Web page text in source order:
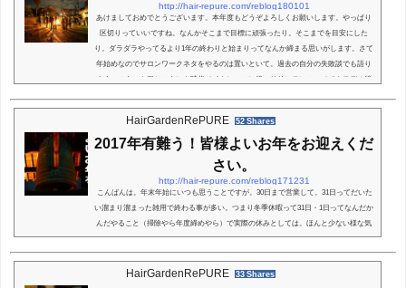
http://hair-repure.com/reblog180101
あけましておめでとうございます。本年度もどうぞよろしくお願いします。やっぱり
区切りっていいですね。なんかそこまで目標に頑張ったり。そこまでを目安にした
り。ダラダラやってるより1年の終わりと始まりってなんか締まる思いがします。さて
年始めなのでサロンワークネタをやるのは置いといて。過去の自分の失敗談でも語り
ます。スタートアシスタント時代メイクレッスン後マリリンモンローメイクモデル後
ちょうどこのときぐらいかな！携帯メール全盛...
HairGardenRePURE 52 Shares
2017年有難う！皆様よいお年をお迎えくだ
さい。
http://hair-repure.com/reblog171231
こんばんは。年末年始にいつも思うことですが。30日まで営業して。31日ってだいた
い溜まり溜まった雑用で終わる事が多い。つまり冬季休暇って31日・1日ってなんだか
んだやること（掃除やら年度締めやら）で実際の休みとしては。ほんと少ない様な気
がします。まぁつまり海外旅行を1泊2日で行く様な感覚に近いかもしれないですね。
台湾とかに。行きと帰りの時間がかかりすぎて。実質の滞在時間が少ないぞっ。みた
いな感覚です。っといって文句を言っているわけではありません。要は段取りの問題
HairGardenRePURE 33 Shares